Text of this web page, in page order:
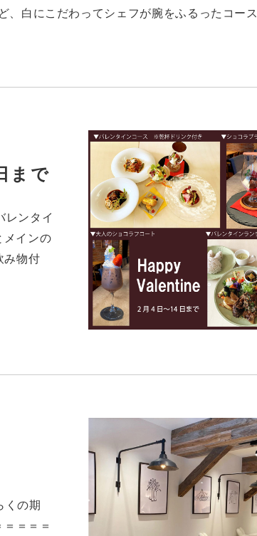
、白にこだわってシェフが腕をふるったコース
まで
レンタイ
メインの
み物付
くの期
＝＝＝